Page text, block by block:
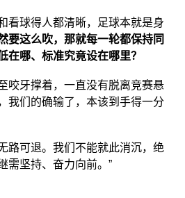
看球得人都清晰，足球本就是身
要这么吹，那就每一轮都保持同
在哪、标准究竟设在哪里？
咬牙撑着，一直没有脱离竞赛悬
我们的确输了，本该到手得一分
路可退。我们不能就此消沉，绝
需坚持、奋力向前。”